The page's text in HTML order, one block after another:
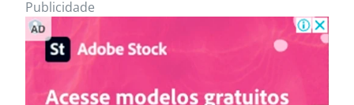
Publicidade